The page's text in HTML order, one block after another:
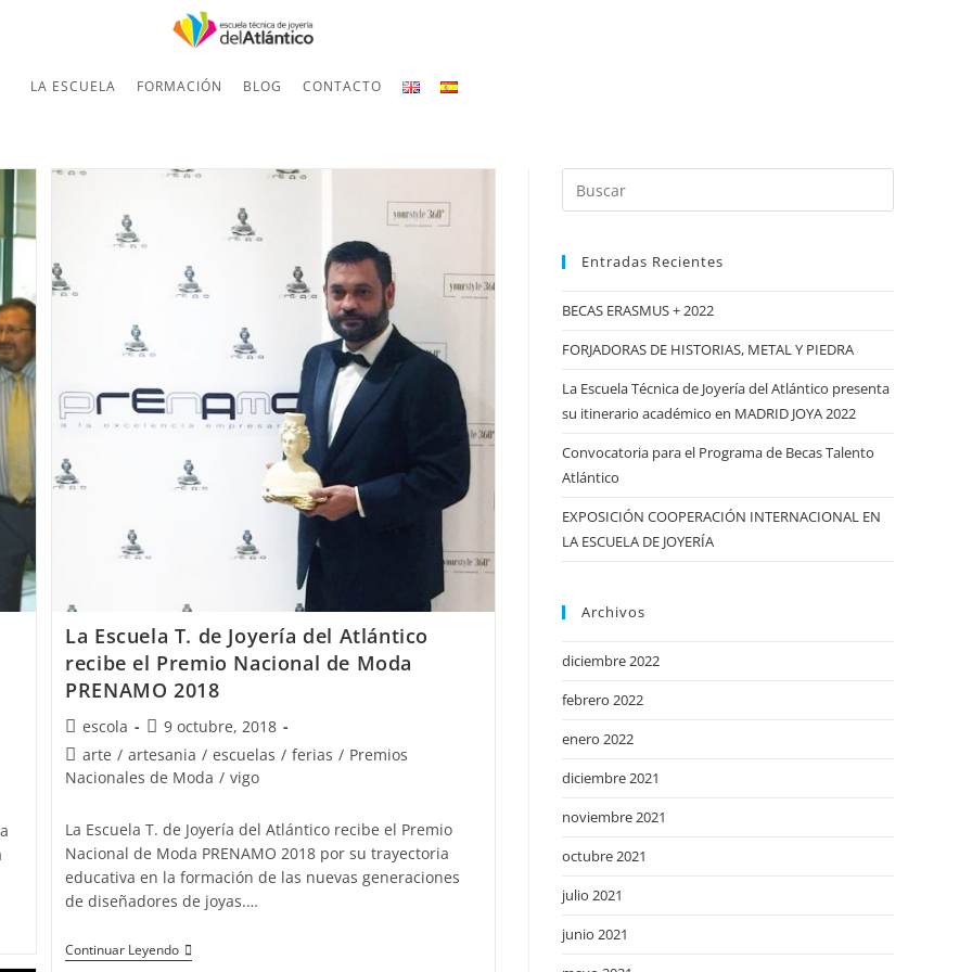
LA ESCUELA FORMACIÓN BLOG CONTACTO
La Escuela T. de Joyería del Atlántico
recibe el Premio Nacional de Moda
PRENAMO 2018
Autor
de
la
escola
Publicación
de
la
9 octubre, 2018
Categoría
de
entrada:
arte / artesania / escuelas / ferias / Premios
Nacionales de Moda / vigo
La Escuela T. de Joyería del Atlántico recibe el Premio
Nacional de Moda PRENAMO 2018 por su trayectoria
educativa en la formación de las nuevas generaciones
de diseñadores de joyas.…
Continuar Leyendo
Buscar:
Entradas Recientes
BECAS ERASMUS + 2022
FORJADORAS DE HISTORIAS, METAL Y PIEDRA
La Escuela Técnica de Joyería del Atlántico presenta
su itinerario académico en MADRID JOYA 2022
Convocatoria para el Programa de Becas Talento
Atlántico
EXPOSICIÓN COOPERACIÓN INTERNACIONAL EN
LA ESCUELA DE JOYERÍA
Archivos
diciembre 2022
febrero 2022
enero 2022
diciembre 2021
noviembre 2021
octubre 2021
julio 2021
junio 2021